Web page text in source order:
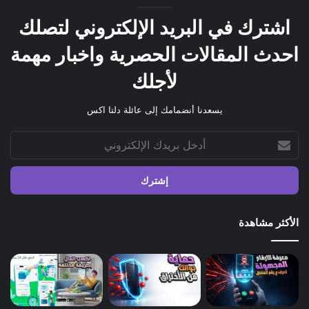
اشترك في البريد الإلكتروني لتصلك
احدث المقالات الحصرية واخبار مهمة
لأجلك
يسعدنا أنضمامك إلى عائلة دلتا اكس
بريدك
الإلكتروني
الأكثر مشاهدة